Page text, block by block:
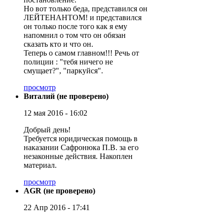
Но вот только беда, представился он
ЛЕЙТЕНАНТОМ! и представился
он только после того как я ему
напомнил о том что он обязан
сказать кто и что он.
Теперь о самом главном!!! Речь от
полиции : "тебя ничего не
смущает?", "паркуйся".
просмотр
Виталий (не проверено)
12 мая 2016 - 16:02
Добрый день!
Требуется юридическая помощь в
наказании Сафронюка П.В. за его
незаконные действия. Накоплен
материал.
просмотр
AGR (не проверено)
22 Апр 2016 - 17:41